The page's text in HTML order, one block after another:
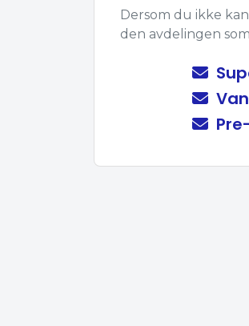
Dersom du ikke
den avdelingen